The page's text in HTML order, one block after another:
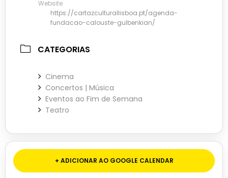
Website
https://cartazculturallisboa.pt/agenda-
fundacao-calouste-gulbenkian/
CATEGORIAS
Cinema
Concertos | Música
Eventos ao Fim de Semana
Teatro
+ ADICIONAR AO GOOGLE CALENDAR